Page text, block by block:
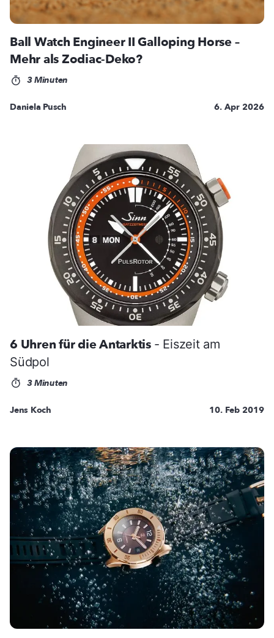
Ball Watch Engineer II Galloping Horse –
Mehr als Zodiac-Deko?
3 Minuten
Daniela Pusch 6. Apr 2026
6 Uhren für die Antarktis - Eiszeit am
Südpol
3 Minuten
Jens Koch 10. Feb 2019